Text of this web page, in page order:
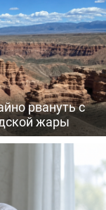
рвануть с
жары